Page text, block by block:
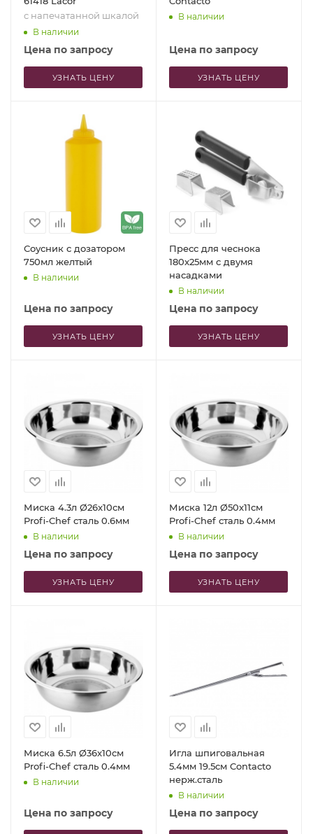
с напечатанной шкалой
В наличии
Цена по запросу
УЗНАТЬ ЦЕНУ
В наличии
Цена по запросу
УЗНАТЬ ЦЕНУ
Соусник с дозатором
750мл желтый
В наличии
Цена по запросу
УЗНАТЬ ЦЕНУ
Пресс для чеснока
180x25мм с двумя
насадками
В наличии
Цена по запросу
УЗНАТЬ ЦЕНУ
Миска 4.3л Ø26x10см
Profi-Chef сталь 0.6мм
В наличии
Цена по запросу
УЗНАТЬ ЦЕНУ
Миска 12л Ø50x11см
Profi-Chef сталь 0.4мм
В наличии
Цена по запросу
УЗНАТЬ ЦЕНУ
Миска 6.5л Ø36x10см
Profi-Chef сталь 0.4мм
В наличии
Цена по запросу
Игла шпиговальная
5.4мм 19.5см Contacto
нерж.сталь
В наличии
Цена по запросу